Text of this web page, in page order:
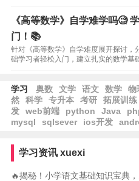
《高等数学》自学难学吗🧐
门！📚
针对《高等数学》自学难度展开探讨，
础学习者轻松入门，建立扎实的数学基
学习 奥数 文学 语文 数学 物
然
科学 专升本 考研 拓展训练
发
web前端 python Java
mysql
sqlsever ios开发
学习资讯 xuexi
🔥揭秘！小学语文基础知识宝典